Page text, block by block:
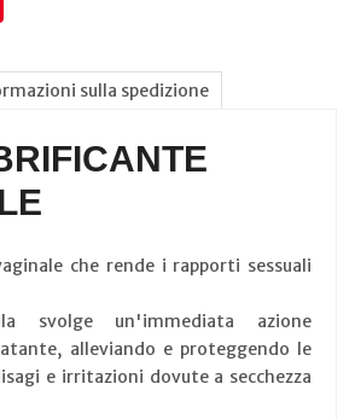
sulla spedizione
che rende i rapporti sessuali
svolge un'immediata azione
alleviando e proteggendo le
e irritazioni dovute a secchezza